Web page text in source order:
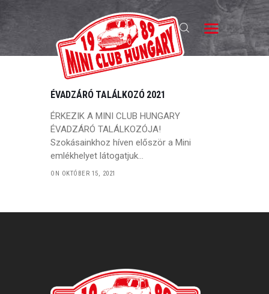
MINI CLUB HUNGARY
Magyarország Klasszikus Mini Clubja
MCH
KLUBTAGSÁG
HÍREK
A MINI
TALÁLKOZÓK
ÉVADZÁRÓ TALÁLKOZÓ 2021
ÉRKEZIK A MINI CLUB HUNGARY
ÉVADZÁRÓ TALÁLKOZÓJA!
Szokásainkhoz híven először a Mini
emlékhelyet látogatjuk…
ON OKTÓBER 15, 2021